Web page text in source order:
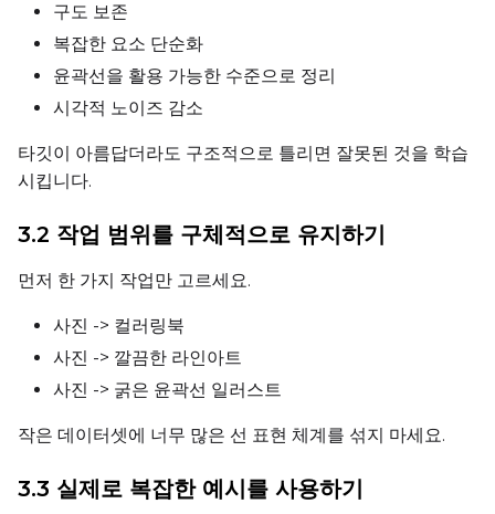
Toggle
Toggle256
256
Toggle768
768
SAMPLE
Sample Every
구도 보존
복잡한 요소 단순화
윤곽선을 활용 가능한 수준으로 정리
시각적 노이즈 감소
타깃이 아름답더라도 구조적으로 틀리면 잘못된 것을 학습
시킵니다.
3.2 작업 범위를 구체적으로 유지하기
먼저 한 가지 작업만 고르세요.
사진 -> 컬러링북
사진 -> 깔끔한 라인아트
사진 -> 굵은 윤곽선 일러스트
작은 데이터셋에 너무 많은 선 표현 체계를 섞지 마세요.
3.3 실제로 복잡한 예시를 사용하기